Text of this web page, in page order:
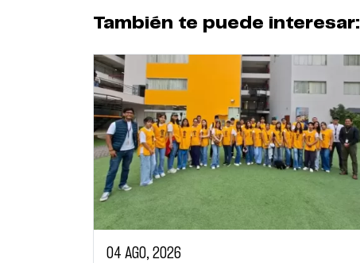
También te puede interesar:
04 AGO, 2026